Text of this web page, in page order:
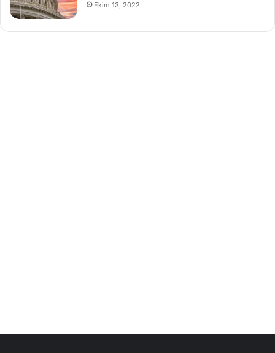
Ekim 13, 2022